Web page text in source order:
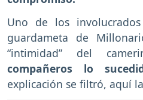
Uno de los
guardameta de
“intimidad” del
compañeros lo
explicación se filtró, aquí